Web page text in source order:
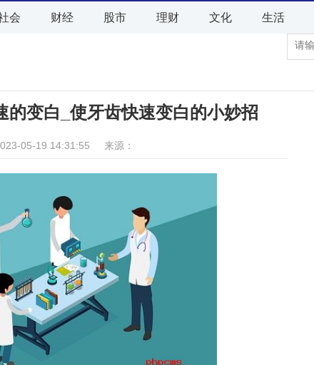
会 财经 股市 理财 文化 生活
的变白_使牙齿快速变白的小妙招
05-19 14:31:55 来源：